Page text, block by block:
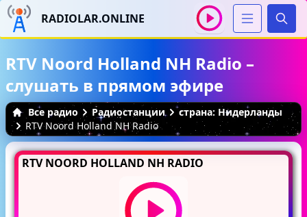
RADIOLAR.ONLINE
RTV Noord Holland NH Radio –
слушать в прямом эфире
Все радио Радиостанции
страна: Нидерланды
RTV Noord Holland NH Radio
RTV NOORD HOLLAND NH RADIO